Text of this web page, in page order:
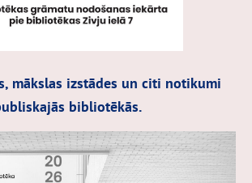
mākslas izstādes un citi notikumi
bibliotēkās.